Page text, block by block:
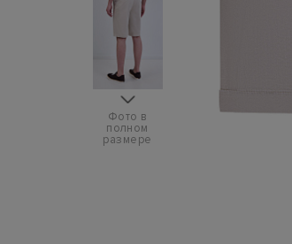
Фото в
полном
размере